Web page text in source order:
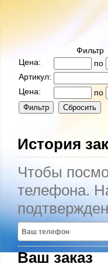
Фильтр
Цена:
по
Артикул:
Цена:
по
История
Чтобы
телефона.
Ваш заказ